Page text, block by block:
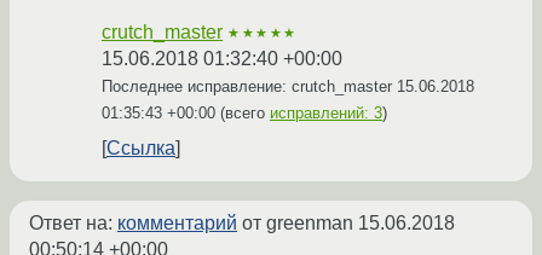
crutch_master ★★★★★
15.06.2018 01:32:40 +00:00
Последнее исправление: crutch_master 15.06.2018
01:35:43 +00:00 (всего исправлений: 3)
Ссылка
Ответ на: комментарий от greenman 15.06.2018
00:50:14 +00:00